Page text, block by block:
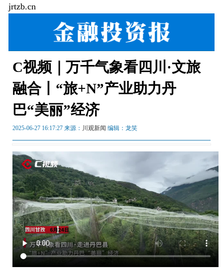
jrtzb.cn
C视频｜万千气象看四川·文旅
融合丨“旅+N”产业助力丹
巴“美丽”经济
2025-06-27 16:17:27 来源： 川观新闻 编辑：龙笑